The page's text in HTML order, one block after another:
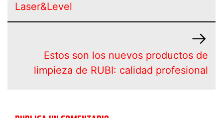
Laser&Level
Estos son los nuevos productos de
limpieza de RUBI: calidad profesional